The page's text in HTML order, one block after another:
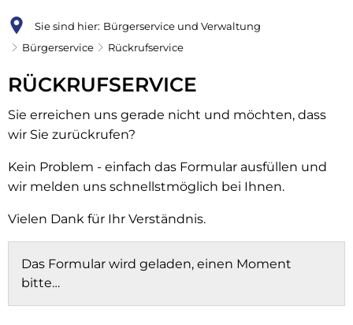
Sie sind hier: Bürgerservice und Verwaltung
Bürgerservice
Rückrufservice
Rückrufservice
RÜCKRUFSERVICE
Sie erreichen uns gerade nicht und möchten, dass
wir Sie zurückrufen?
Kein Problem - einfach das Formular ausfüllen und
wir melden uns schnellstmöglich bei Ihnen.
Vielen Dank für Ihr Verständnis.
Das Formular wird geladen, einen Moment
bitte…